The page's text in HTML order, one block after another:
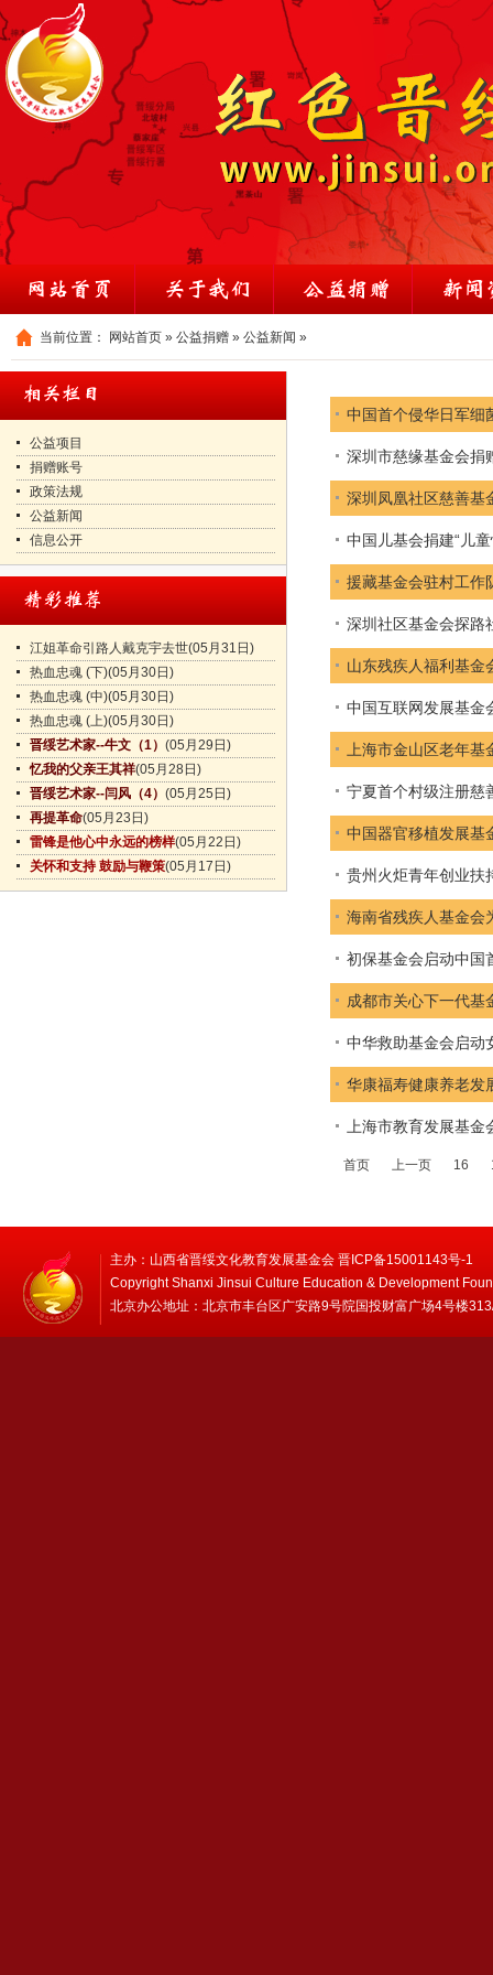
当前位置： 网站首页 » 公益捐赠 » 公益新闻 »
公益项目
捐赠账号
政策法规
公益新闻
信息公开
江姐革命引路人戴克宇去世(05月31日)
热血忠魂 (下)(05月30日)
热血忠魂 (中)(05月30日)
热血忠魂 (上)(05月30日)
晋绥艺术家--牛文（1） (05月29日)
忆我的父亲王其祥(05月28日)
晋绥艺术家--闫风（4） (05月25日)
再提革命(05月23日)
雷锋是他心中永远的榜样(05月22日)
关怀和支持 鼓励与鞭策(05月17日)
中国首个侵华日军细
深圳市慈缘基金会捐
深圳凤凰社区慈善基
中国儿基会捐建“儿
援藏基金会驻村工作
深圳社区基金会探路
山东残疾人福利基金
中国互联网发展基金
上海市金山区老年基
宁夏首个村级注册慈
中国器官移植发展基
贵州火炬青年创业扶
海南省残疾人基金会
初保基金会启动中国
成都市关心下一代基
中华救助基金会启动
华康福寿健康养老发
上海市教育发展基
首页 上一页 16
主办：山西省晋绥文化教育发展基金会 晋ICP备15001143号-1
Copyright Shanxi Jinsui Culture Education & Development
北京办公地址：北京市丰台区广安路9号院国投财富广场4号楼